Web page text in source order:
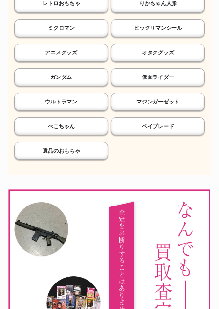
レトロおもちゃ りかちゃん人形
ミクロマン ビックリマンシール
アニメグッズ オタクグッズ
ガンダム 仮面ライダー
ウルトラマン マジンガーゼット
ぺこちゃん ベイブレード
遺品のおもちゃ